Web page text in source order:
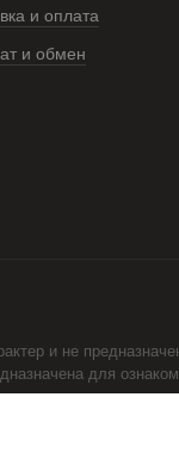
и оплата
и обмен
и не
для